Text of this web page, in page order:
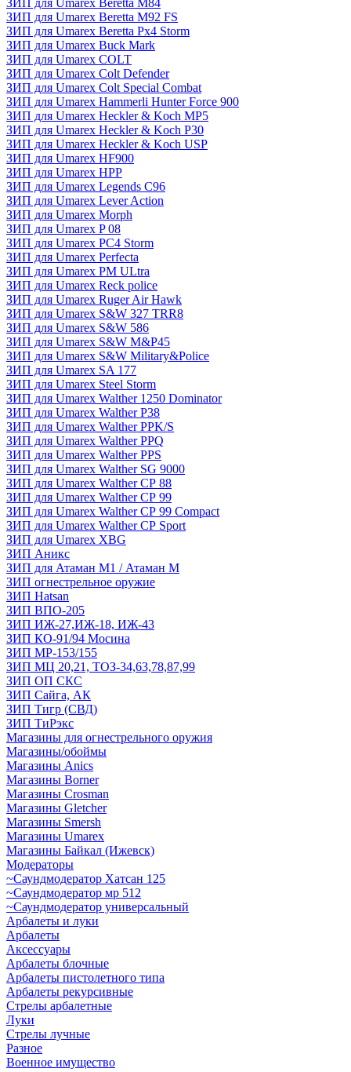
ЗИП для Umarex Beretta M84
ЗИП для Umarex Beretta M92 FS
ЗИП для Umarex Beretta Px4 Storm
ЗИП для Umarex Buck Mark
ЗИП для Umarex COLT
ЗИП для Umarex Colt Defender
ЗИП для Umarex Colt Special Combat
ЗИП для Umarex Hammerli Hunter Force 900
ЗИП для Umarex Heckler & Koch MP5
ЗИП для Umarex Heckler & Koch P30
ЗИП для Umarex Heckler & Koch USP
ЗИП для Umarex HF900
ЗИП для Umarex HPP
ЗИП для Umarex Legends C96
ЗИП для Umarex Lever Action
ЗИП для Umarex Morph
ЗИП для Umarex P 08
ЗИП для Umarex PC4 Storm
ЗИП для Umarex Perfecta
ЗИП для Umarex PM ULtra
ЗИП для Umarex Reck police
ЗИП для Umarex Ruger Air Hawk
ЗИП для Umarex S&W 327 TRR8
ЗИП для Umarex S&W 586
ЗИП для Umarex S&W M&P45
ЗИП для Umarex S&W Military&Police
ЗИП для Umarex SA 177
ЗИП для Umarex Steel Storm
ЗИП для Umarex Walther 1250 Dominator
ЗИП для Umarex Walther P38
ЗИП для Umarex Walther PPK/S
ЗИП для Umarex Walther PPQ
ЗИП для Umarex Walther PPS
ЗИП для Umarex Walther SG 9000
ЗИП для Umarex Walther СР 88
ЗИП для Umarex Walther СР 99
ЗИП для Umarex Walther СР 99 Compact
ЗИП для Umarex Walther СР Sport
ЗИП для Umarex XBG
ЗИП Аникс
ЗИП для Атаман М1 / Атаман М
ЗИП огнестрельное оружие
ЗИП Hatsan
ЗИП ВПО-205
ЗИП ИЖ-27,ИЖ-18, ИЖ-43
ЗИП КО-91/94 Мосина
ЗИП МР-153/155
ЗИП МЦ 20,21, ТОЗ-34,63,78,87,99
ЗИП ОП СКС
ЗИП Сайга, АК
ЗИП Тигр (СВД)
ЗИП ТиРэкс
Магазины для огнестрельного оружия
Магазины/обоймы
Магазины Anics
Магазины Borner
Магазины Crosman
Магазины Gletcher
Магазины Smersh
Магазины Umarex
Магазины Байкал (Ижевск)
Модераторы
~Cаундмодератор Хатсан 125
~Саундмодератор мр 512
~Саундмодератор универсальный
Арбалеты и луки
Арбалеты
Аксессуары
Арбалеты блочные
Арбалеты пистолетного типа
Арбалеты рекурсивные
Стрелы арбалетные
Луки
Стрелы лучные
Разное
Военное имущество